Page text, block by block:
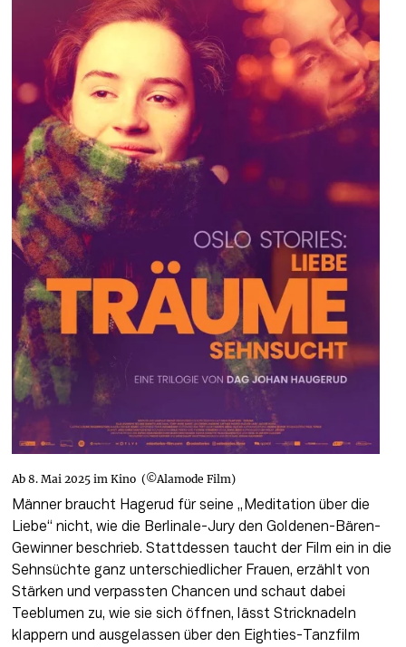
Ab 8. Mai 2025 im Kino (©Alamode Film)
Männer braucht Hagerud für seine „Meditation über die
Liebe“ nicht, wie die Berlinale-Jury den Goldenen-Bären-
Gewinner beschrieb. Stattdessen taucht der Film ein in die
Sehnsüchte ganz unterschiedlicher Frauen, erzählt von
Stärken und verpassten Chancen und schaut dabei
Teeblumen zu, wie sie sich öffnen, lässt Stricknadeln
klappern und ausgelassen über den Eighties-Tanzfilm